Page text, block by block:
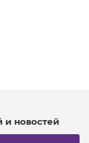
и новостей